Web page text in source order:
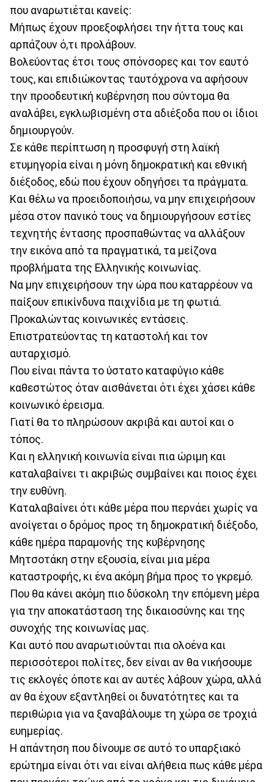
που αναρωτιέται κανείς:
Μήπως έχουν προεξοφλήσει την ήττα τους και
αρπάζουν ό,τι προλάβουν.
Βολεύοντας έτσι τους σπόνσορες και τον εαυτό
τους, και επιδιώκοντας ταυτόχρονα να αφήσουν
την προοδευτική κυβέρνηση που σύντομα θα
αναλάβει, εγκλωβισμένη στα αδιέξοδα που οι ίδιοι
δημιουργούν.
Σε κάθε περίπτωση η προσφυγή στη λαϊκή
ετυμηγορία είναι η μόνη δημοκρατική και εθνική
διέξοδος, εδώ που έχουν οδηγήσει τα πράγματα.
Και θέλω να προειδοποιήσω, να μην επιχειρήσουν
μέσα στον πανικό τους να δημιουργήσουν εστίες
τεχνητής έντασης προσπαθώντας να αλλάξουν
την εικόνα από τα πραγματικά, τα μείζονα
προβλήματα της Ελληνικής κοινωνίας.
Να μην επιχειρήσουν την ώρα που καταρρέουν να
παίξουν επικίνδυνα παιχνίδια με τη φωτιά.
Προκαλώντας κοινωνικές εντάσεις.
Επιστρατεύοντας τη καταστολή και τον
αυταρχισμό.
Που είναι πάντα το ύστατο καταφύγιο κάθε
καθεστώτος όταν αισθάνεται ότι έχει χάσει κάθε
κοινωνικό έρεισμα.
Γιατί θα το πληρώσουν ακριβά και αυτοί και ο
τόπος.
Και η ελληνική κοινωνία είναι πια ώριμη και
καταλαβαίνει τι ακριβώς συμβαίνει και ποιος έχει
την ευθύνη.
Καταλαβαίνει ότι κάθε μέρα που περνάει χωρίς να
ανοίγεται ο δρόμος προς τη δημοκρατική διέξοδο,
κάθε ημέρα παραμονής της κυβέρνησης
Μητσοτάκη στην εξουσία, είναι μια μέρα
καταστροφής, κι ένα ακόμη βήμα προς το γκρεμό.
Που θα κάνει ακόμη πιο δύσκολη την επόμενη μέρα
για την αποκατάσταση της δικαιοσύνης και της
συνοχής της κοινωνίας μας.
Και αυτό που αναρωτιούνται πια ολοένα και
περισσότεροι πολίτες, δεν είναι αν θα νικήσουμε
τις εκλογές όποτε και αν αυτές λάβουν χώρα, αλλά
αν θα έχουν εξαντληθεί οι δυνατότητες και τα
περιθώρια για να ξαναβάλουμε τη χώρα σε τροχιά
ευημερίας.
Η απάντηση που δίνουμε σε αυτό το υπαρξιακό
ερώτημα είναι ότι ναι είναι αλήθεια πως κάθε μέρα